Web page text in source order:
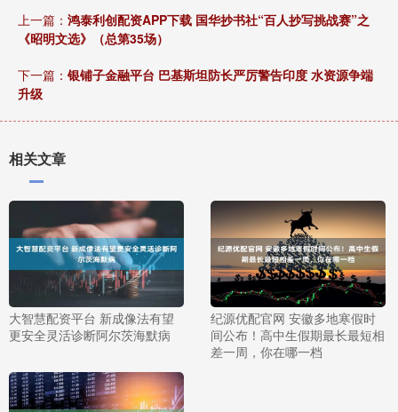
上一篇： 鸿泰利创配资APP下载 国华抄书社“百人抄写挑战赛”之
《昭明文选》（总第35场）
下一篇： 银铺子金融平台 巴基斯坦防长严厉警告印度 水资源争端
升级
相关文章
大智慧配资平台 新成像法有望
更安全灵活诊断阿尔茨海默病
纪源优配官网 安徽多地寒假时
间公布！高中生假期最长最短相
差一周，你在哪一档